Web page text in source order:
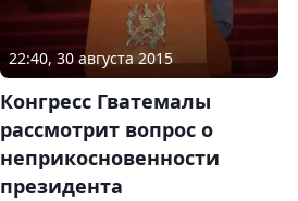
22:40, 30 августа 2015
Конгресс Гватемалы
рассмотрит вопрос о
неприкосновенности
президента